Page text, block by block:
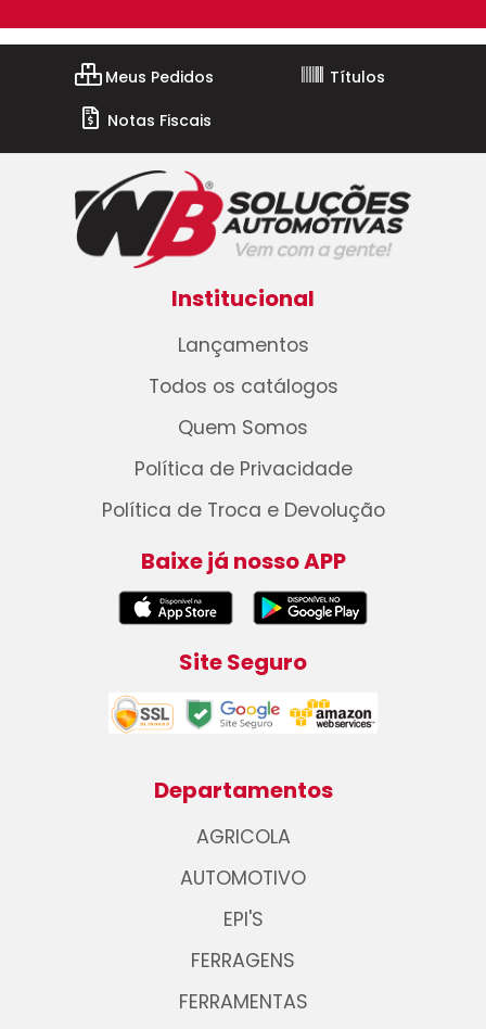
Meus Pedidos
Títulos
Notas Fiscais
Institucional
Lançamentos
Todos os catálogos
Quem Somos
Política de Privacidade
Política de Troca e Devolução
Baixe já nosso APP
Site Seguro
Departamentos
AGRICOLA
AUTOMOTIVO
EPI'S
FERRAGENS
FERRAMENTAS